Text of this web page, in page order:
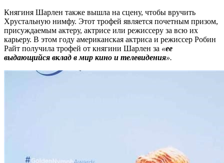
Княгиня Шарлен также вышла на сцену, чтобы вручить
Хрустальную нимфу. Этот трофей является почетным призом,
присуждаемым актеру, актрисе или режиссеру за всю их
карьеру. В этом году американская актриса и режиссер Робин
Райт получила трофей от княгини Шарлен за «ее
выдающийся вклад в мир кино и телевидения».